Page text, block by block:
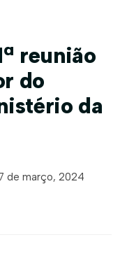
reunião
do
da
de março, 2024